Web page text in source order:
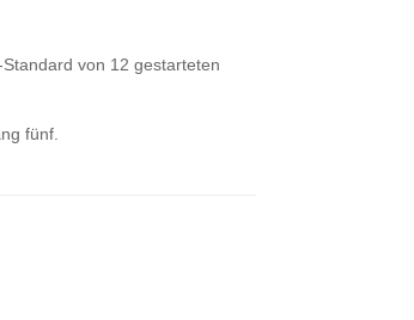
von 12 gestarteten
fünf.